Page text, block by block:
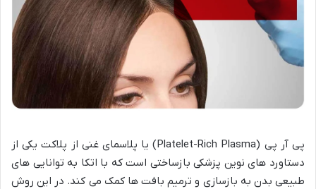
پی آر پی (Platelet-Rich Plasma) یا پلاسمای غنی از پلاکت یکی از
دستاورد های نوین پزشکی بازساختی است که با اتکا به توانایی‌ های
طبیعی بدن به بازسازی و ترمیم بافت‌ ها کمک می‌ کند. در این روش